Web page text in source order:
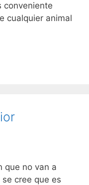
conveniente
cualquier animal
que no van a
cree que es